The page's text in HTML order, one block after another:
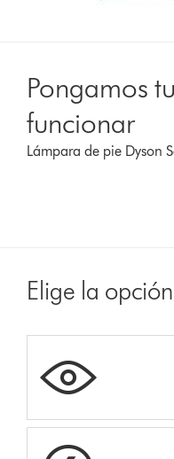
Pongamos
funcionar
Lámpara de pie Dyson
Elige la